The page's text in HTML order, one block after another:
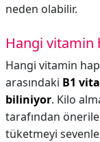
neden olabilir.
Hangi vitamin
Hangi vitamin
arasındaki B1
biliniyor. Kilo
tarafından
tüketmeyi